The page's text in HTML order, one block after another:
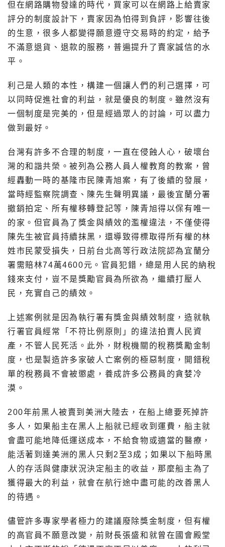
但在網路購物發達的時代，買家可以在網路上給賣家
評分的制度設計下，賣家因為怕得到負評，影響往後
的生意，很多人都變得願意遵守交易時的約定，給予
不滿意退貨、退款的服務，普遍提升了賣家誠信的水
平。
利己是人類的本性，構建一個讓人們的利己選擇，可
以同時促進社會的利益，就是優良的制度。雖然沒有
一個制度是完美的，但是經過眾人的討論，可以盡力
做到最好。
台灣有許多不合理的制度，一直在侵蝕人心，破壞台
灣的和諧共榮。被列為公務人員人權教育的教案，曾
經轟動一時的基隆市民陳青旭案，有了後續的發展，
當時經監察院調查、陳先生聲明異議，最後宜蘭分署
撤銷拍定、所有權移轉登記等，陳青旭得以保有唯一
的家。但官員為了獎金與績效的濫權違法，不僅使得
陳先生被官員持續抹黑，還導致得標取得所有權的林
姓市民蒙受損失，日前台北高等行政法院認為宜蘭分
署需賠林74萬4600元。官員犯錯，總是用人民的納稅
錢來支付，豈不是獎勵官員為所欲為，繼續打壓人
民，充實自己的績效。
上述案例就是因為執行署有獎金與績效制度，造就執
行署官員經常「不符比例原則」的違法拍賣人民資
產，不管人民死活。此外，財稅機關的稅務獎勵金制
度，也是製造許多家破人亡案例的極惡制度，開錯稅
單的稅務員不會被懲處，養成許多公務員的貪婪冷
漠。
200年前黑人被賣到美洲大陸去，在船上總要死掉許
多人，如果船主在黑人上船就已經收到運費，船主就
會盡可能地降低運送成本，不給食物或適當的醫療，
能活著到達美洲的黑人只剩2至3成；如果以下船時黑
人的存活與健康狀況決定船主的收益，那麼船主為了
獲得最大的利益，就會在航行途中盡可能的改善黑人
的待遇。
儘管許多專家學者極力的建議廢除獎金制度，但有權
的高官員不願意改變，前財長張盛和就曾在國會殿堂